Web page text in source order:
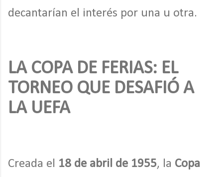
decantarían el interés por una u otra.
LA COPA DE FERIAS: EL
TORNEO QUE DESAFIÓ A
LA UEFA
Creada el 18 de abril de 1955, la Copa